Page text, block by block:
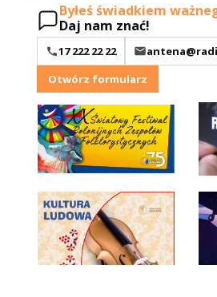
Byłeś świadkiem
Daj nam znać!
17 222 22 22
Otwórz formularz